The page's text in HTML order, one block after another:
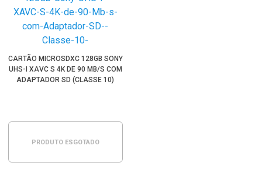
CARTÃO MICROSDXC 128GB SONY
UHS-I XAVC S 4K DE 90 MB/S COM
ADAPTADOR SD (CLASSE 10)
PRODUTO ESGOTADO